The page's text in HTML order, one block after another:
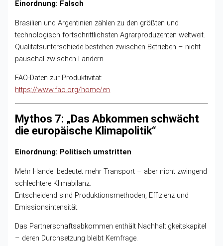
Einordnung: Falsch
Brasilien und Argentinien zählen zu den größten und
technologisch fortschrittlichsten Agrarproduzenten weltweit.
Qualitätsunterschiede bestehen zwischen Betrieben – nicht
pauschal zwischen Ländern.
FAO-Daten zur Produktivität:
https://www.fao.org/home/en
Mythos 7: „Das Abkommen schwächt
die europäische Klimapolitik“
Einordnung: Politisch umstritten
Mehr Handel bedeutet mehr Transport – aber nicht zwingend
schlechtere Klimabilanz.
Entscheidend sind Produktionsmethoden, Effizienz und
Emissionsintensität.
Das Partnerschaftsabkommen enthält Nachhaltigkeitskapitel
– deren Durchsetzung bleibt Kernfrage.